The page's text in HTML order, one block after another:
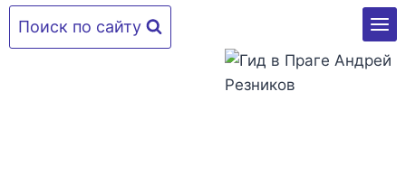
Перейти
Поиск по сайту